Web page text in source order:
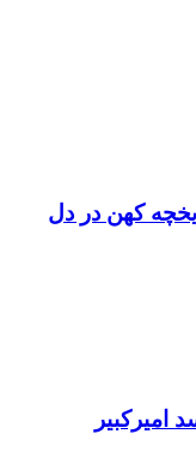
کهن در دل
امیرکبیر